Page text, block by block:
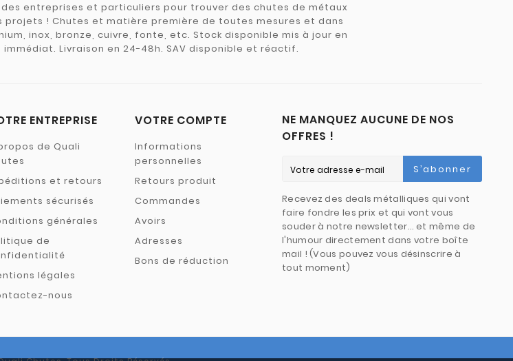
des entreprises et particuliers pour trouver des chutes de métaux
! Chutes et matière première de toutes mesures et dans
inox, bronze, cuivre, fonte, etc. Stock disponible mis à jour en
Livraison en 24-48h. SAV disponible et réactif.
ENTREPRISE
de Quali
et retours
sécurisés
générales
de
légales
nous
VOTRE COMPTE
Informations
personnelles
Retours produit
Commandes
Avoirs
Adresses
Bons de réduction
NE MANQUEZ AUCUNE DE NOS
OFFRES !
S’abonner
Recevez des deals métalliques qui vont
faire fondre les prix et qui vont vous
souder à notre newsletter… et même de
l'humour directement dans votre boîte
mail ! (Vous pouvez vous désinscrire à
tout moment)